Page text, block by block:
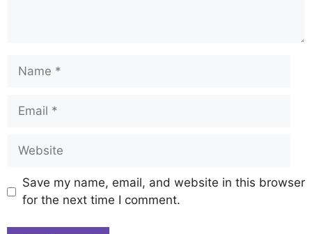
Save my name, email, and website in this browser
for the next time I comment.